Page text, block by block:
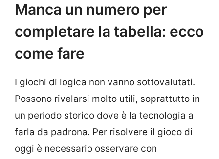
Manca un numero per
completare la tabella: ecco
come fare
I giochi di logica non vanno sottovalutati.
Possono rivelarsi molto utili, soprattutto in
un periodo storico dove è la tecnologia a
farla da padrona. Per risolvere il gioco di
oggi è necessario osservare con